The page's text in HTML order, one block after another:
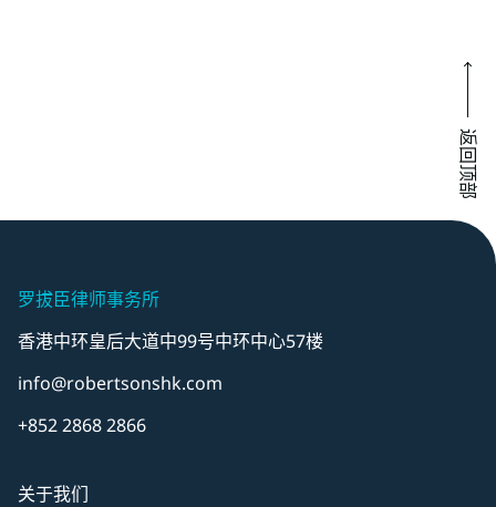
返回顶部
关于我们
罗拔臣律师事务所
香港中环皇后大道中99号中环中心57楼
info@robertsonshk.com
+852 2868 2866